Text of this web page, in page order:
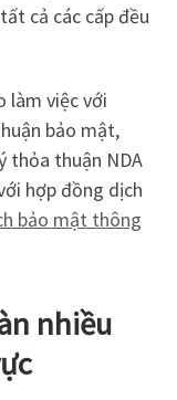
cả các cấp đều
làm việc với
bảo mật,
thỏa thuận NDA
hợp đồng dịch
bảo mật thông
nhiều